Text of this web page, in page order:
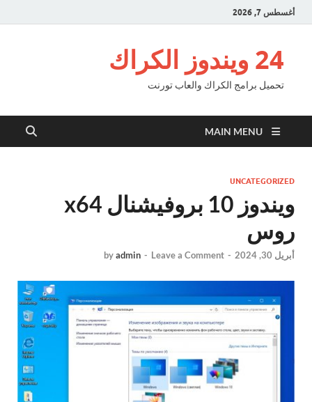
أغسطس 7, 2026
24 ويندوز الكراك
تحميل برامج الكراك والعاب تورنت
MAIN MENU
UNCATEGORIZED
ويندوز 10 بروفيشنال x64
روس
أبريل 30, 2024 -
byadmin - Leave a Comment